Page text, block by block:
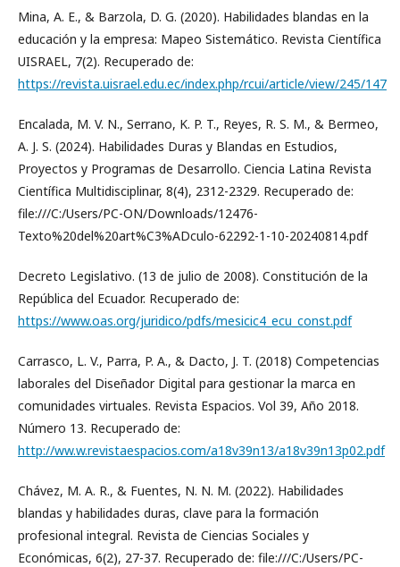
Mina, A. E., & Barzola, D. G. (2020). Habilidades blandas en la
educación y la empresa: Mapeo Sistemático. Revista Científica
UISRAEL, 7(2). Recuperado de:
https://revista.uisrael.edu.ec/index.php/rcui/article/view/245/147
Encalada, M. V. N., Serrano, K. P. T., Reyes, R. S. M., & Bermeo,
A. J. S. (2024). Habilidades Duras y Blandas en Estudios,
Proyectos y Programas de Desarrollo. Ciencia Latina Revista
Científica Multidisciplinar, 8(4), 2312-2329. Recuperado de:
file:///C:/Users/PC-ON/Downloads/12476-
Texto%20del%20art%C3%ADculo-62292-1-10-20240814.pdf
Decreto Legislativo. (13 de julio de 2008). Constitución de la
República del Ecuador. Recuperado de:
https://www.oas.org/juridico/pdfs/mesicic4_ecu_const.pdf
Carrasco, L. V., Parra, P. A., & Dacto, J. T. (2018) Competencias
laborales del Diseñador Digital para gestionar la marca en
comunidades virtuales. Revista Espacios. Vol 39, Año 2018.
Número 13. Recuperado de:
http://ww.w.revistaespacios.com/a18v39n13/a18v39n13p02.pdf
Chávez, M. A. R., & Fuentes, N. N. M. (2022). Habilidades
blandas y habilidades duras, clave para la formación
profesional integral. Revista de Ciencias Sociales y
Económicas, 6(2), 27-37. Recuperado de: file:///C:/Users/PC-